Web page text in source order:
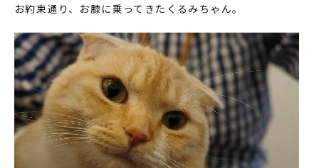
お約束通り、お膝に乗ってきたくるみちゃん。